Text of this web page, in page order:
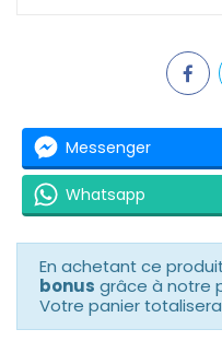
Messenger
Whatsapp
En achetant ce
bonus grâce à notre
Votre panier totalisera